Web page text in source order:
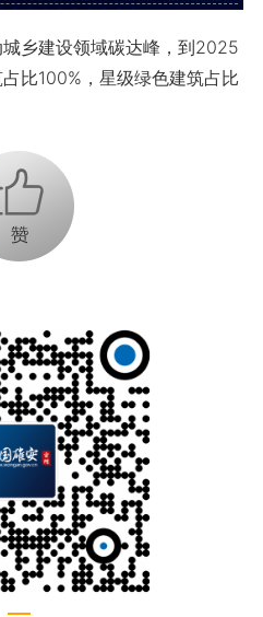
乡建设领域碳达峰，到2025
比100%，星级绿色建筑占比
+1